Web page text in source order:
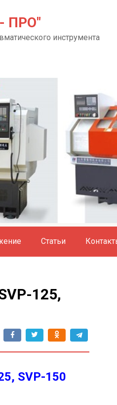
ПРО"
инструмента
Статьи
125,
SVP-150